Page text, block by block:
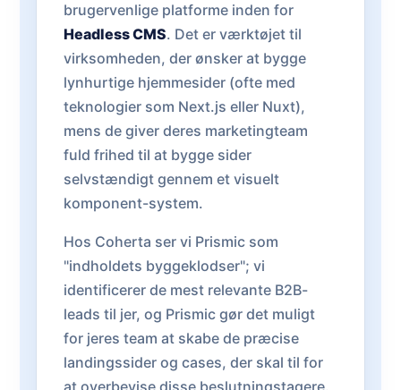
brugervenlige platforme inden for
Headless CMS. Det er værktøjet til
virksomheden, der ønsker at bygge
lynhurtige hjemmesider (ofte med
teknologier som Next.js eller Nuxt),
mens de giver deres marketingteam
fuld frihed til at bygge sider
selvstændigt gennem et visuelt
komponent-system.
Hos Coherta ser vi Prismic som
"indholdets byggeklodser"; vi
identificerer de mest relevante B2B-
leads til jer, og Prismic gør det muligt
for jeres team at skabe de præcise
landingssider og cases, der skal til for
at overbevise disse beslutningstagere.